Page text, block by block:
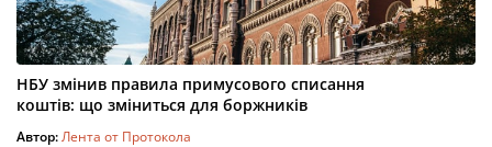
НБУ змінив правила примусового списання
коштів: що зміниться для боржників
Автор:Лента от Протокола